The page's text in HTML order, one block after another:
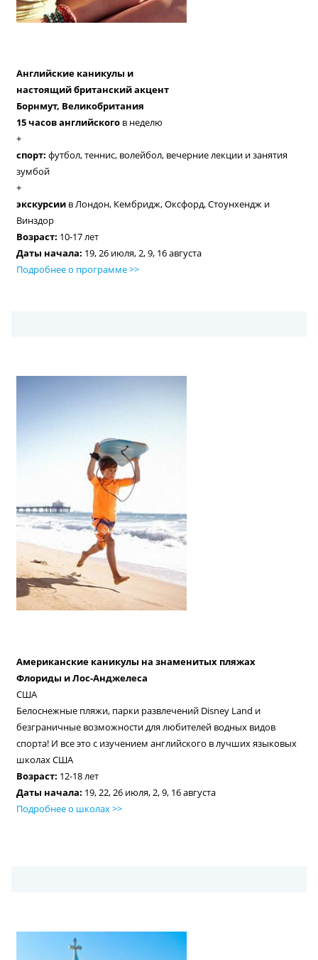
Английские каникулы и
настоящий британский акцент
Борнмут, Великобритания
15 часов английского в неделю
+
спорт: футбол, теннис, волейбол, вечерние лекции и занятия
зумбой
+
экскурсии в Лондон, Кембридж, Оксфорд, Стоунхендж и
Винздор
Возраст: 10-17 лет
Даты начала: 19, 26 июля, 2, 9, 16 августа
Подробнее о программе >>
Американские каникулы на знаменитых пляжах
Флориды и Лос-Анджелеса
США
Белоснежные пляжи, парки развлечений Disney Land и
безграничные возможности для любителей водных видов
спорта! И все это с изучением английского в лучших языковых
школах США
Возраст: 12-18 лет
Даты начала: 19, 22, 26 июля, 2, 9, 16 августа
Подробнее о школах >>